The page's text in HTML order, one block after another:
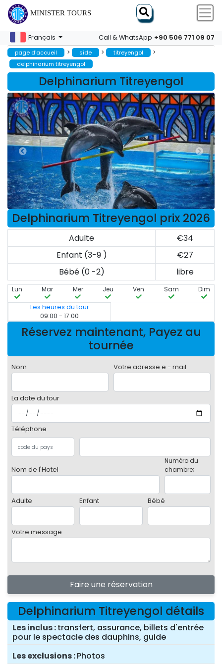
MINISTER TOURS
Français Call & WhatsApp +90 506 771 09 07
page d'accueil > side > titreyengol >
delphinarium titreyengol
Delphinarium Titreyengol
Delphinarium Titreyengol prix 2026
Adulte
€34
Enfant (3-9 )
€27
Bébé (0 -2)
libre
Lun Mar Mer Jeu Ven Sam Dim
Les heures du tour
09:00 - 17:00
Réservez maintenant, Payez au
tournée
Nom Votre adresse e - mail
La date du tour
Téléphone
Nom de l'Hotel
Numéro du
chambre;
Adulte Enfant Bébé
Votre message
Faire une réservation
Delphinarium Titreyengol détails
Les inclus transfert, assurance, billets d'entrée
pour le spectacle des dauphins, guide
Les exclusions Photos